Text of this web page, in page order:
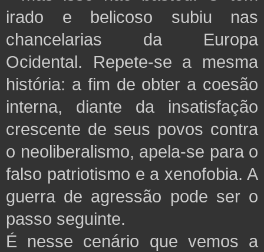
irado e belicoso subiu nas
chancelarias da Europa
Ocidental. Repete-se a mesma
história: a fim de obter a coesão
interna, diante da insatisfação
crescente de seus povos contra
o neoliberalismo, apela-se para o
falso patriotismo e a xenofobia. A
guerra de agressão pode ser o
passo seguinte.
É nesse cenário que vemos a